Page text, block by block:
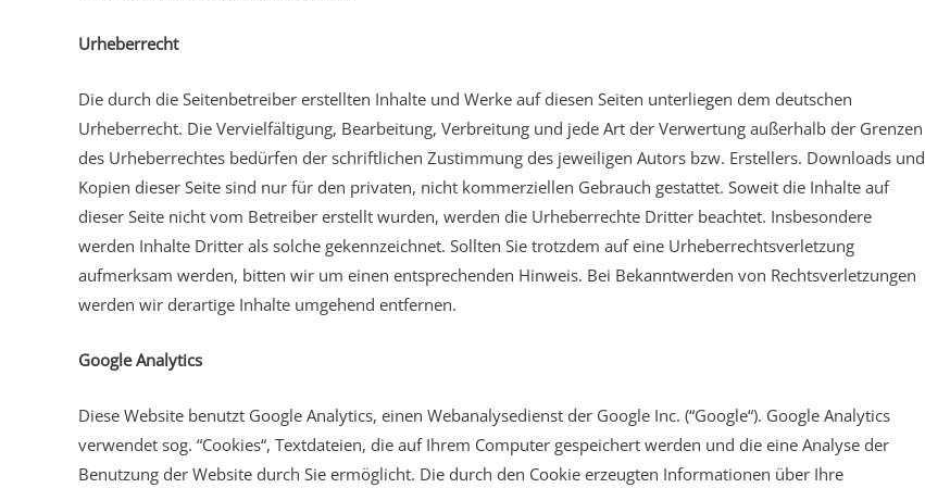
Urheberrecht
Die durch die Seitenbetreiber erstellten Inhalte und Werke auf diesen Seiten unterliegen dem deutschen
Urheberrecht. Die Vervielfältigung, Bearbeitung, Verbreitung und jede Art der Verwertung außerhalb der Grenzen
des Urheberrechtes bedürfen der schriftlichen Zustimmung des jeweiligen Autors bzw. Erstellers. Downloads und
Kopien dieser Seite sind nur für den privaten, nicht kommerziellen Gebrauch gestattet. Soweit die Inhalte auf
dieser Seite nicht vom Betreiber erstellt wurden, werden die Urheberrechte Dritter beachtet. Insbesondere
werden Inhalte Dritter als solche gekennzeichnet. Sollten Sie trotzdem auf eine Urheberrechtsverletzung
aufmerksam werden, bitten wir um einen entsprechenden Hinweis. Bei Bekanntwerden von Rechtsverletzungen
werden wir derartige Inhalte umgehend entfernen.
Google Analytics
Diese Website benutzt Google Analytics, einen Webanalysedienst der Google Inc. (“Google“). Google Analytics
verwendet sog. “Cookies“, Textdateien, die auf Ihrem Computer gespeichert werden und die eine Analyse der
Benutzung der Website durch Sie ermöglicht. Die durch den Cookie erzeugten Informationen über Ihre